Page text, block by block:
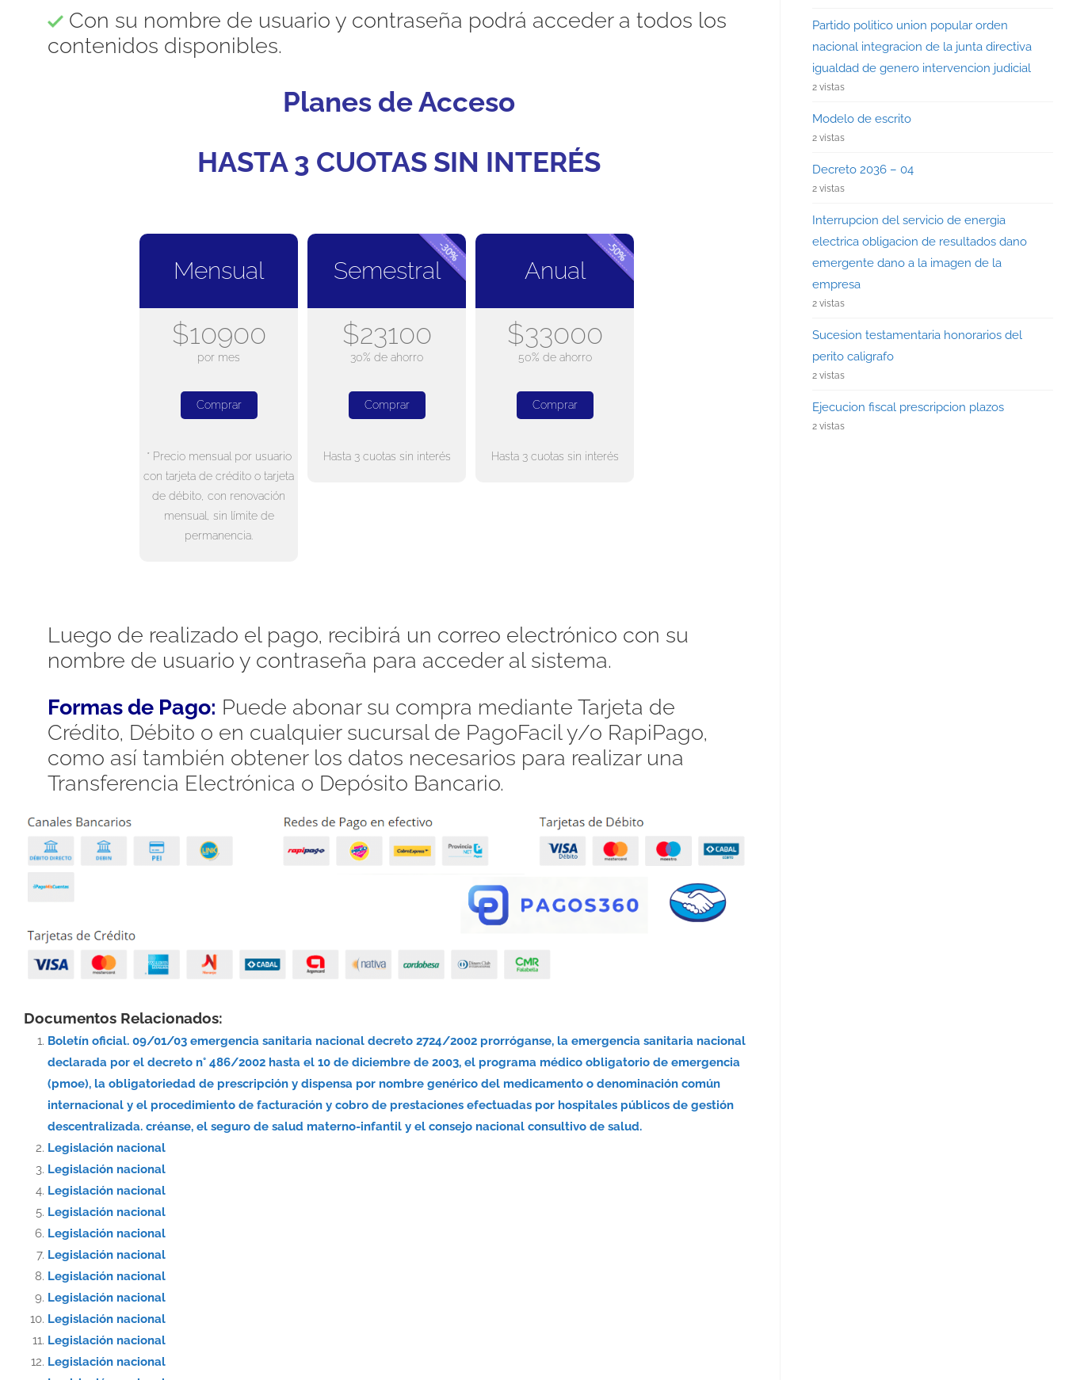
Con su nombre de usuario y contraseña podrá acceder a todos los
contenidos disponibles.
Planes de Acceso
HASTA 3 CUOTAS SIN INTERÉS
Mensual
$10900
por mes
Comprar
* Precio mensual por usuario
con tarjeta de crédito o tarjeta
de débito, con renovación
mensual, sin límite de
permanencia.
Semestral
$23100
30% de ahorro
Comprar
Hasta 3 cuotas sin interés
Anual
$33000
50% de ahorro
Comprar
Hasta 3 cuotas sin interés
Luego de realizado el pago, recibirá un correo electrónico con su
nombre de usuario y contraseña para acceder al sistema.
Formas de Pago: Puede abonar su compra mediante Tarjeta de
Crédito, Débito o en cualquier sucursal de PagoFacil y/o RapiPago,
como así también obtener los datos necesarios para realizar una
Transferencia Electrónica o Depósito Bancario.
Documentos Relacionados:
Boletín oficial. 09/01/03 emergencia sanitaria nacional decreto 2724/2002 prorróganse, la emergencia sanitaria nacional
declarada por el decreto n° 486/2002 hasta el 10 de diciembre de 2003, el programa médico obligatorio de emergencia
(pmoe), la obligatoriedad de prescripción y dispensa por nombre genérico del medicamento o denominación común
internacional y el procedimiento de facturación y cobro de prestaciones efectuadas por hospitales públicos de gestión
descentralizada. créanse, el seguro de salud materno-infantil y el consejo nacional consultivo de salud.
Legislación nacional
Legislación nacional
Legislación nacional
Legislación nacional
Legislación nacional
Legislación nacional
Legislación nacional
Legislación nacional
Legislación nacional
Legislación nacional
Legislación nacional
Partido politico union popular orden
nacional integracion de la junta directiva
igualdad de genero intervencion judicial
2 vistas
Modelo de escrito
2 vistas
Decreto 2036 – 04
2 vistas
Interrupcion del servicio de energia
electrica obligacion de resultados dano
emergente dano a la imagen de la
empresa
2 vistas
Sucesion testamentaria honorarios del
perito caligrafo
2 vistas
Ejecucion fiscal prescripcion plazos
2 vistas